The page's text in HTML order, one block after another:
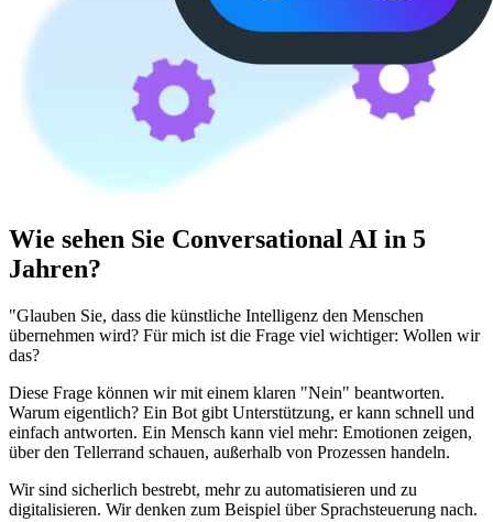
Wie sehen Sie Conversational AI in 5
Jahren?
"Glauben Sie, dass die künstliche Intelligenz den Menschen
übernehmen wird? Für mich ist die Frage viel wichtiger: Wollen wir
das?
Diese Frage können wir mit einem klaren "Nein" beantworten.
Warum eigentlich? Ein Bot gibt Unterstützung, er kann schnell und
einfach antworten. Ein Mensch kann viel mehr: Emotionen zeigen,
über den Tellerrand schauen, außerhalb von Prozessen handeln.
Wir sind sicherlich bestrebt, mehr zu automatisieren und zu
digitalisieren. Wir denken zum Beispiel über Sprachsteuerung nach.